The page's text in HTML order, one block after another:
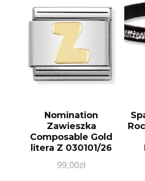
Nomination
Zawieszka
Composable Gold
litera Z 030101/26
99,00zł